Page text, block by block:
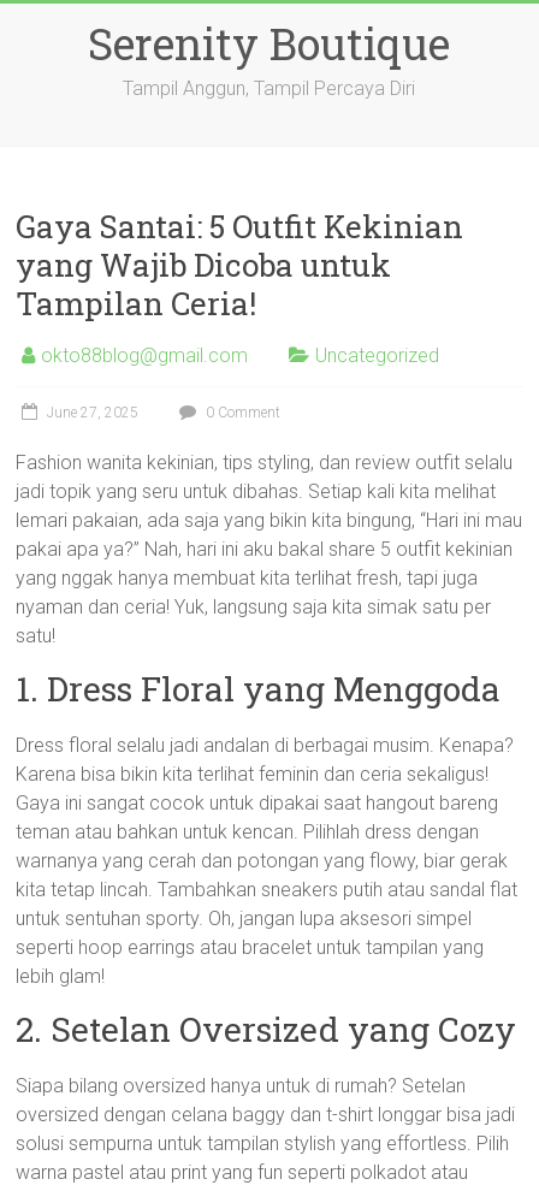
Serenity Boutique
Tampil Anggun, Tampil Percaya Diri
Gaya Santai: 5 Outfit Kekinian
yang Wajib Dicoba untuk
Tampilan Ceria!
okto88blog@gmail.com Uncategorized
June 27, 2025 0 Comment
Fashion wanita kekinian, tips styling, dan review outfit selalu
jadi topik yang seru untuk dibahas. Setiap kali kita melihat
lemari pakaian, ada saja yang bikin kita bingung, “Hari ini mau
pakai apa ya?” Nah, hari ini aku bakal share 5 outfit kekinian
yang nggak hanya membuat kita terlihat fresh, tapi juga
nyaman dan ceria! Yuk, langsung saja kita simak satu per
satu!
1. Dress Floral yang Menggoda
Dress floral selalu jadi andalan di berbagai musim. Kenapa?
Karena bisa bikin kita terlihat feminin dan ceria sekaligus!
Gaya ini sangat cocok untuk dipakai saat hangout bareng
teman atau bahkan untuk kencan. Pilihlah dress dengan
warnanya yang cerah dan potongan yang flowy, biar gerak
kita tetap lincah. Tambahkan sneakers putih atau sandal flat
untuk sentuhan sporty. Oh, jangan lupa aksesori simpel
seperti hoop earrings atau bracelet untuk tampilan yang
lebih glam!
2. Setelan Oversized yang Cozy
Siapa bilang oversized hanya untuk di rumah? Setelan
oversized dengan celana baggy dan t-shirt longgar bisa jadi
solusi sempurna untuk tampilan stylish yang effortless. Pilih
warna pastel atau print yang fun seperti polkadot atau